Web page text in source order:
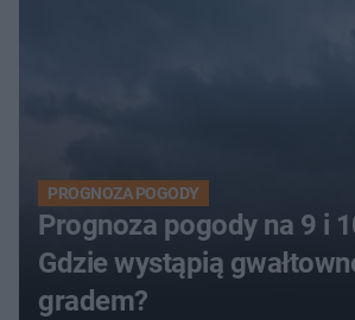
PROGNOZA POGODY
Prognoza pogody na 9 i
Gdzie wystąpią
gradem?